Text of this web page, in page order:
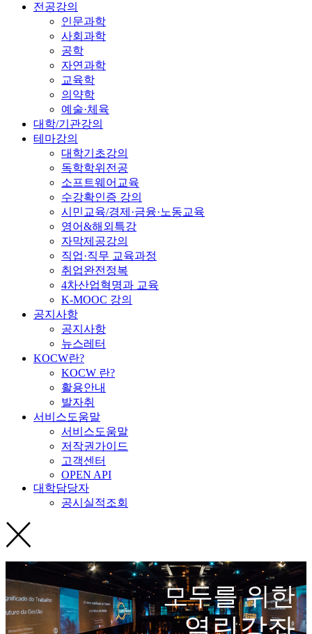
전공강의
인문과학
사회과학
공학
자연과학
교육학
의약학
예술·체육
대학/기관강의
테마강의
대학기초강의
독학학위전공
소프트웨어교육
수강확인증 강의
시민교육/경제·금융·노동교육
영어&해외특강
자막제공강의
직업·직무 교육과정
취업완전정복
4차산업혁명과 교육
K-MOOC 강의
공지사항
공지사항
뉴스레터
KOCW란?
KOCW 란?
활용안내
발자취
서비스도움말
서비스도움말
저작권가이드
고객센터
OPEN API
대학담당자
공시실적조회
모두를 위한